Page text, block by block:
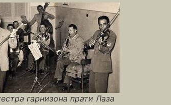
гарнизона прати Лаза